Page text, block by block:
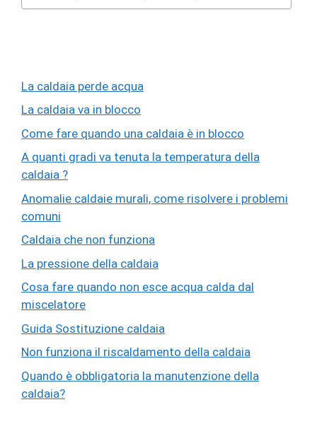
La caldaia perde acqua
La caldaia va in blocco
Come fare quando una caldaia è in blocco
A quanti gradi va tenuta la temperatura della
caldaia ?
Anomalie caldaie murali, come risolvere i problemi
comuni
Caldaia che non funziona
La pressione della caldaia
Cosa fare quando non esce acqua calda dal
miscelatore
Guida Sostituzione caldaia
Non funziona il riscaldamento della caldaia
Quando è obbligatoria la manutenzione della
caldaia?